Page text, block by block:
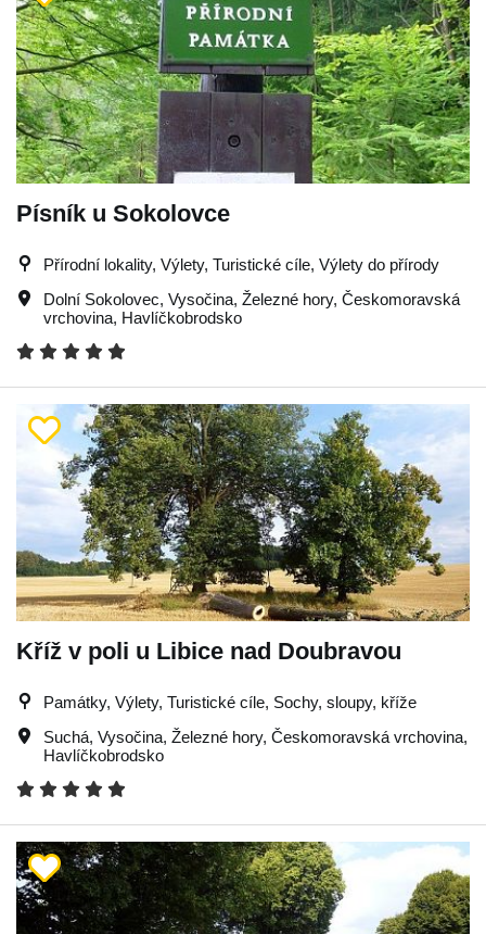
Písník u Sokolovce
Přírodní lokality, Výlety, Turistické cíle, Výlety do přírody
Dolní Sokolovec, Vysočina, Železné hory, Českomoravská
vrchovina, Havlíčkobrodsko
Kříž v poli u Libice nad Doubravou
Památky, Výlety, Turistické cíle, Sochy, sloupy, kříže
Suchá, Vysočina, Železné hory, Českomoravská vrchovina,
Havlíčkobrodsko